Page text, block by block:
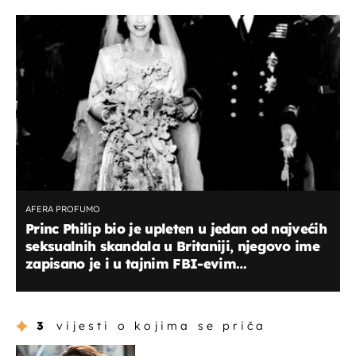
AFERA PROFUMO
Princ Philip bio je upleten u jedan od najvećih
seksualnih skandala u Britaniji, njegovo ime
zapisano je i u tajnim FBI-evim
3 vijesti o kojima se priča